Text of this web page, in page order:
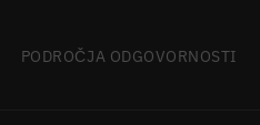
PODROČJA ODGOVORNOSTI